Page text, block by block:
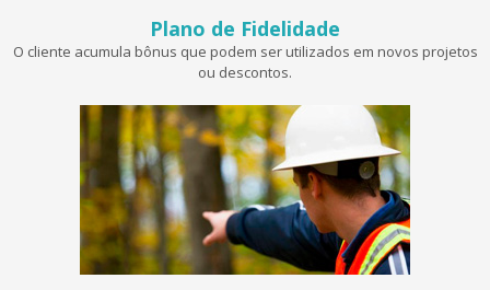
Plano de Fidelidade
O cliente acumula bônus que podem ser utilizados em novos projetos
ou descontos.